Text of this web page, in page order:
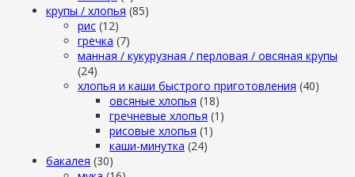
крупы / хлопья (85)
рис (12)
гречка (7)
манная / кукурузная / перловая / овсяная крупы
(24)
хлопья и каши быстрого приготовления (40)
овсяные хлопья (18)
гречневые хлопья (1)
рисовые хлопья (1)
каши-минутка (24)
бакалея (30)